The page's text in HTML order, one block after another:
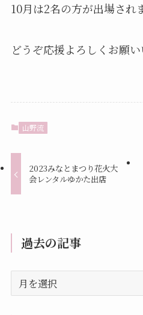
10月は2名の方が出場され
どうぞ応援よろしくお願い
山野流
2023みなとまつり花火大
会レンタルゆかた出店
過去の記事
去